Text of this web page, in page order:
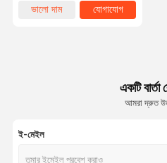
ভালো দাম
যোগাযোগ
একটি বার্তা
আমরা দ্রুত
ই-মেইল